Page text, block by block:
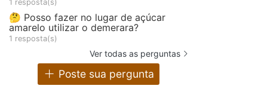
1 resposta(s)
🤔 Posso fazer no lugar de açúcar
amarelo utilizar o demerara?
1 resposta(s)
Ver todas as perguntas
Poste sua pergunta